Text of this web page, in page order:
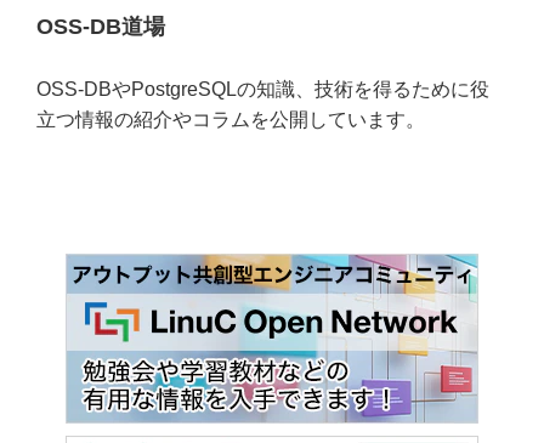
OSS-DB道場
OSS-DBやPostgreSQLの知識、技術を得るために役
立つ情報の紹介やコラムを公開しています。